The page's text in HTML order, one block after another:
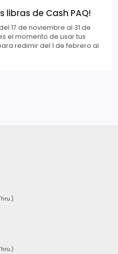
libras de Cash PAQ!
17 de noviembre al 31 de
el momento de usar tus
redimir del 1 de febrero al